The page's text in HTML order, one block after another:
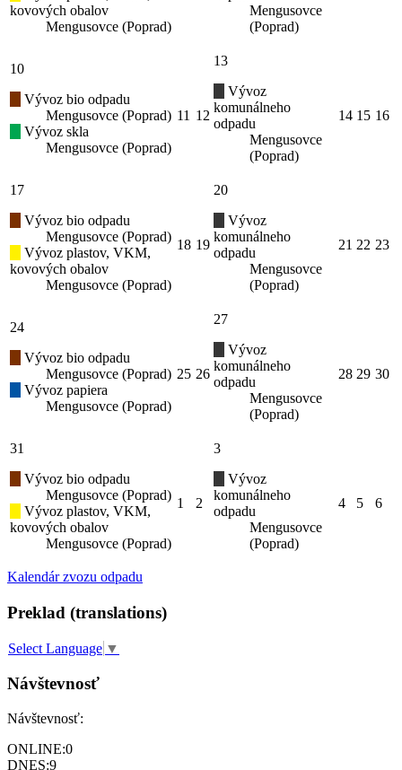
kovových obalov
Mengusovce (Poprad)
Mengusovce
(Poprad)
10
Vývoz bio odpadu
Mengusovce (Poprad)
Vývoz skla
Mengusovce (Poprad)
11 12
13
Vývoz
komunálneho
odpadu
Mengusovce
(Poprad)
14 15 16
17
Vývoz bio odpadu
Mengusovce (Poprad)
Vývoz plastov, VKM,
kovových obalov
Mengusovce (Poprad)
18 19
20
Vývoz
komunálneho
odpadu
Mengusovce
(Poprad)
21 22 23
24
Vývoz bio odpadu
Mengusovce (Poprad)
Vývoz papiera
Mengusovce (Poprad)
25 26
27
Vývoz
komunálneho
odpadu
Mengusovce
(Poprad)
28 29 30
31
Vývoz bio odpadu
Mengusovce (Poprad)
Vývoz plastov, VKM,
kovových obalov
Mengusovce (Poprad)
1 2
3
Vývoz
komunálneho
odpadu
Mengusovce
(Poprad)
4 5 6
Kalendár zvozu odpadu
Preklad (translations)
Select Language ▼
Návštevnosť
Návštevnosť:
ONLINE:0
DNES:9